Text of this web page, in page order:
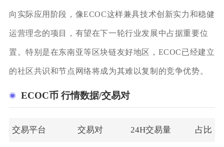
向实际应用阶段，像ECOC这样兼具技术创新实力和稳健
运营理念的项目，有望在下一轮行业发展中占据重要位
置。特别是在东南亚等区块链友好地区，ECOC已经建立
的社区共识和节点网络将成为其难以复制的竞争优势。
ECOC币 行情数据/交易对
交易平台 交易对 24H交易量 占比